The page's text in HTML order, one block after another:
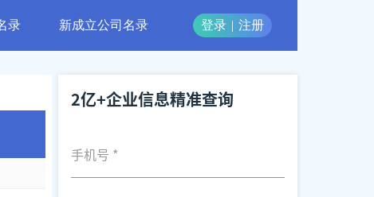
录 新成立公司名录 登录 | 注册
2亿+企业信息精准查询
手机号 *